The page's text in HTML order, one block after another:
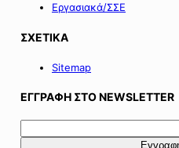
Εργασιακά/ΣΣΕ
ΣΧΕΤΙΚΑ
Sitemap
ΕΓΓΡΑΦΗ ΣΤΟ NEWSLETTER